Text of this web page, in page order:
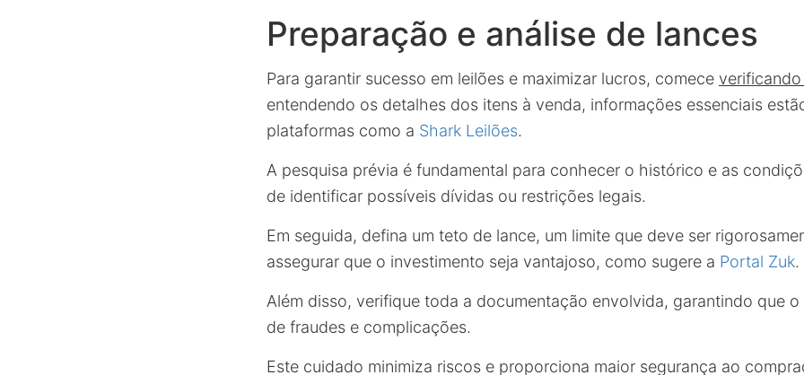
Preparação e análise de lances
Para garantir sucesso em leilões e maximizar lucros, comece
entendendo os detalhes dos itens à venda, informações essenciais
plataformas como a Shark Leilões.
A pesquisa prévia é fundamental para conhecer o histórico e as
de identificar possíveis dívidas ou restrições legais.
Em seguida, defina um teto de lance, um limite que deve ser
assegurar que o investimento seja vantajoso, como sugere a Portal Zuk.
Além disso, verifique toda a documentação envolvida, garantindo que o
de fraudes e complicações.
Este cuidado minimiza riscos e proporciona maior segurança ao